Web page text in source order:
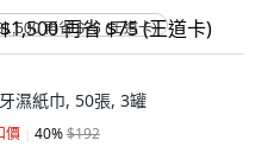
再省 $75 (王道卡)
濕紙巾, 50張, 3罐
價 40%$192